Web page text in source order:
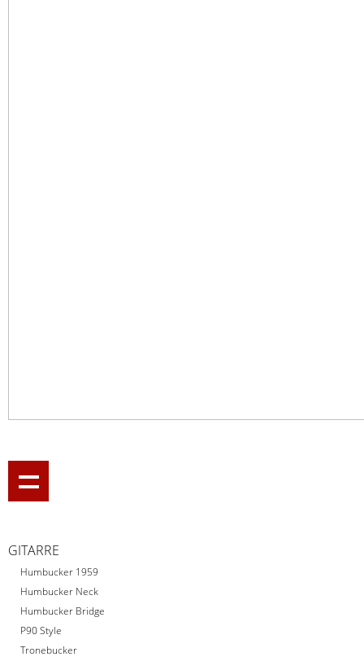
GITARRE
Humbucker 1959
Humbucker Neck
Humbucker Bridge
P90 Style
Tronebucker